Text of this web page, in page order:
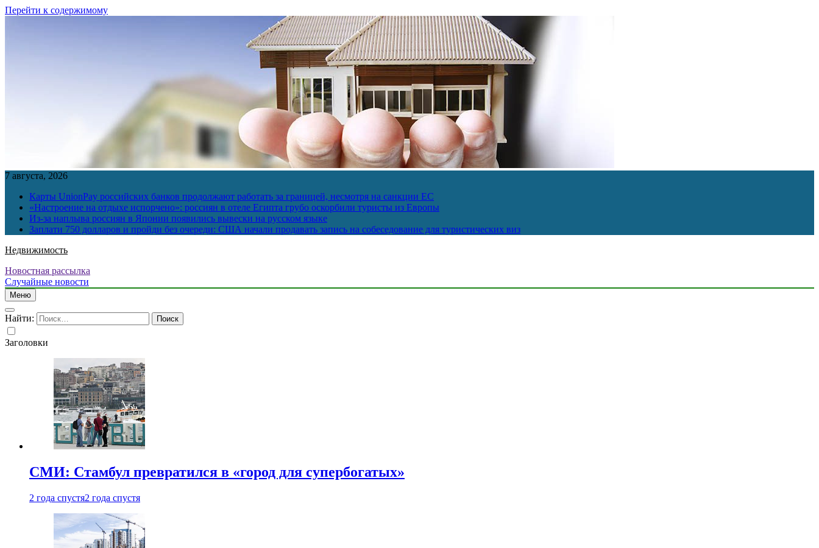
Перейти к содержимому
7 августа, 2026
Карты UnionPay российских банков продолжают работать за границей, несмотря на санкции ЕС
«Настроение на отдыхе испорчено»: россиян в отеле Египта грубо оскорбили туристы из Европы
Из-за наплыва россиян в Японии появились вывески на русском языке
Заплати 750 долларов и пройди без очереди: США начали продавать запись на собеседование для туристических виз
Недвижимость
Новостная рассылка
Случайные новости
Меню
Найти:
Заголовки
СМИ: Стамбул превратился в «город для супербогатых»
2 года спустя2 года спустя